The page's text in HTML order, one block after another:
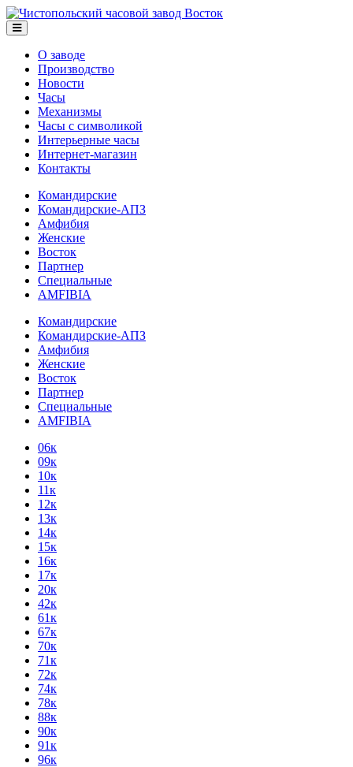
О заводе
Производство
Новости
Часы
Механизмы
Часы с символикой
Интерьерные часы
Интернет-магазин
Контакты
Командирские
Командирские-АПЗ
Амфибия
Женские
Восток
Партнер
Специальные
AMFIBIA
Командирские
Командирские-АПЗ
Амфибия
Женские
Восток
Партнер
Специальные
AMFIBIA
06к
09к
10к
11к
12к
13к
14к
15к
16к
17к
20к
42к
61к
67к
70к
71к
72к
74к
78к
88к
90к
91к
96к